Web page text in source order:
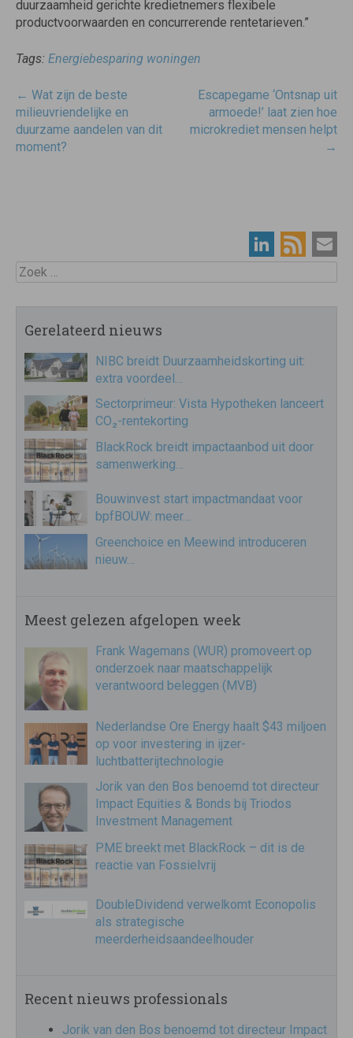
duurzaamheid gerichte kredietnemers flexibele
productvoorwaarden en concurrerende rentetarieven.”
Tags: Energiebesparing woningen
Post
navigatie
← Wat zijn de beste
milieuvriendelijke en
duurzame aandelen van dit
moment?
Escapegame ‘Ontsnap uit
armoede!’ laat zien hoe
microkrediet mensen helpt
→
Zoek
Gerelateerd nieuws
NIBC breidt Duurzaamheidskorting uit:
extra voordeel…
Sectorprimeur: Vista Hypotheken lanceert
CO₂-rentekorting
BlackRock breidt impactaanbod uit door
samenwerking…
Bouwinvest start impactmandaat voor
bpfBOUW: meer…
Greenchoice en Meewind introduceren
nieuw…
Meest gelezen afgelopen week
Frank Wagemans (WUR) promoveert op
onderzoek naar maatschappelijk
verantwoord beleggen (MVB)
Nederlandse Ore Energy haalt $43 miljoen
op voor investering in ijzer-
luchtbatterijtechnologie
Jorik van den Bos benoemd tot directeur
Impact Equities & Bonds bij Triodos
Investment Management
PME breekt met BlackRock – dit is de
reactie van Fossielvrij
DoubleDividend verwelkomt Econopolis
als strategische
meerderheidsaandeelhouder
Recent nieuws professionals
Jorik van den Bos benoemd tot directeur Impact